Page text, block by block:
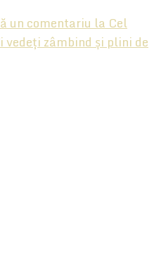
un comentariu la Cel
zâmbind și plini de